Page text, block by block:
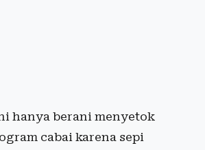
hanya berani menyetok
cabai karena sepi